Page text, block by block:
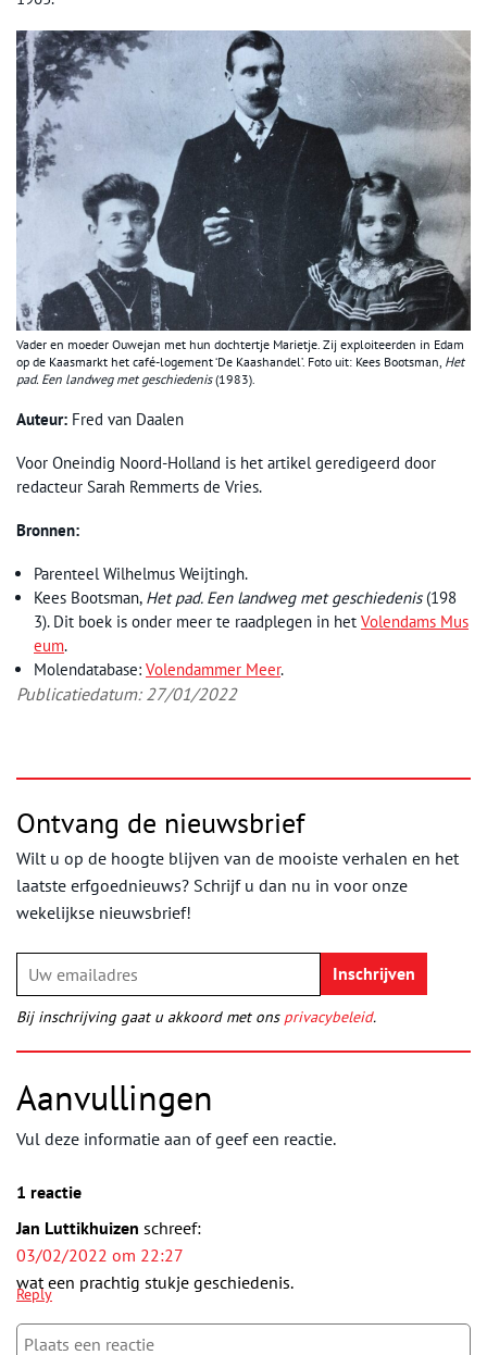
Vader en moeder Ouwejan met hun dochtertje Marietje. Zij exploiteerden in Edam
op de Kaasmarkt het café-logement ‘De Kaashandel’. Foto uit: Kees Bootsman, Het
pad. Een landweg met geschiedenis(1983).
Auteur: Fred van Daalen
Voor Oneindig Noord-Holland is het artikel geredigeerd door
redacteur Sarah Remmerts de Vries.
Bronnen:
Parenteel Wilhelmus Weijtingh.
Kees Bootsman, Het pad. Een landweg met geschiedenis(198
3). Dit boek is onder meer te raadplegen in het Volendams Mus
eum.
Molendatabase: Volendammer Meer.
Publicatiedatum: 27/01/2022
Ontvang de nieuwsbrief
Wilt u op de hoogte blijven van de mooiste verhalen en het
laatste erfgoednieuws? Schrijf u dan nu in voor onze
wekelijkse nieuwsbrief!
Bij inschrijving gaat u akkoord met ons privacybeleid.
Aanvullingen
Vul deze informatie aan of geef een reactie.
1 reactie
Jan Luttikhuizen schreef:
03/02/2022 om 22:27
wat een prachtig stukje geschiedenis.
Reply